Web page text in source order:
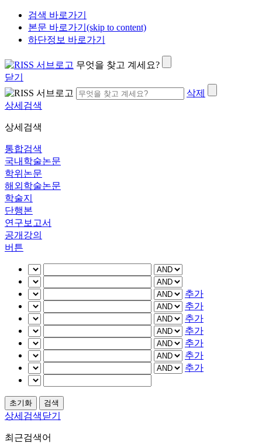
검색 바로가기
본문 바로가기(skip to content)
하단정보 바로가기
무엇을 찾고 계세요?
닫기
삭제
상세검색
상세검색
통합검색
국내학술논문
학위논문
해외학술논문
학술지
단행본
연구보고서
공개강의
버튼
추가
추가
추가
추가
추가
추가
추가
상세검색닫기
최근검색어